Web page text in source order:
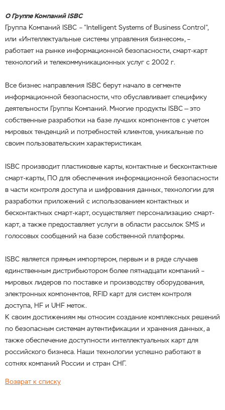
О Группе КомпанийISBC
Группа Компаний ISBC – “Intelligent Systems of Business Control”,
или «Интеллектуальные системы управления бизнесом», –
работает на рынке информационной безопасности, смарт-карт
технологий и телекоммуникационных услуг с 2002 г.
Все бизнес направления ISBC берут начало в сегменте
информационной безопасности, что обуславливает специфику
деятельности Группы Компаний. Многие продукты ISBC — это
собственные разработки на базе лучших компонентов с учетом
мировых тенденций и потребностей клиентов, уникальные по
своим пользовательским характеристикам.
ISBC производит пластиковые карты, контактные и бесконтактные
смарт-карты, ПО для обеспечения информационной безопасности
в части контроля доступа и шифрования данных, технологии для
разработки приложений с использованием контактных и
бесконтактных смарт-карт, осуществляет персонализацию смарт-
карт, а также предоставляет услуги в области рассылок SMS и
голосовых сообщений на базе собственной платформы.
ISBC является прямым импортером, первым и в ряде случаев
единственным дистрибьютором более пятнадцати компаний –
мировых лидеров по поставке и производству оборудования,
электронных компонентов, RFID карт для систем контроля
доступа, HF и UHF меток.
К своим достижениям мы относим создание комплексных решений
по безопасным системам аутентификации и хранения данных, а
также обеспечение доступности интеллектуальных карт для
российского бизнеса. Наши технологии успешно работают в
сотнях компаний России и стран СНГ.
Возврат к списку